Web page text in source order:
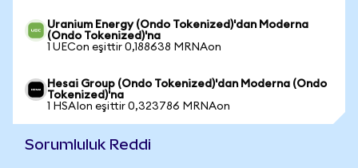
Uranium Energy (Ondo Tokenized)'dan Moderna
(Ondo Tokenized)'na
1 UECon eşittir 0,188638 MRNAon
Hesai Group (Ondo Tokenized)'dan Moderna (Ondo
Tokenized)'na
1 HSAIon eşittir 0,323786 MRNAon
Sorumluluk Reddi